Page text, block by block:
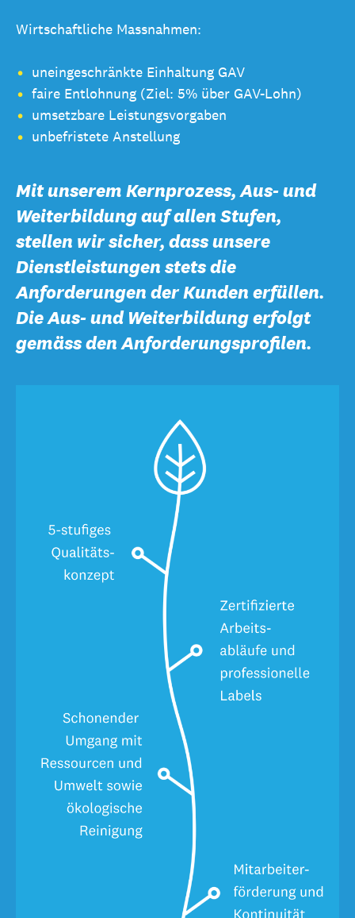
Wirtschaftliche Massnahmen:
uneingeschränkte Einhaltung GAV
faire Entlohnung (Ziel: 5% über GAV-Lohn)
umsetzbare Leistungsvorgaben
unbefristete Anstellung
Mit unserem Kernprozess, Aus- und
Weiterbildung auf allen Stufen,
stellen wir sicher, dass unsere
Dienstleistungen stets die
Anforderungen der Kunden erfüllen.
Die Aus- und Weiterbildung erfolgt
gemäss den Anforderungsprofilen.